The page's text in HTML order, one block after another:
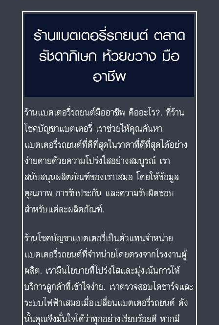
ร้านแบตเตอรี่รถยนต์ ตลาด
รัชดาภิเษก ห้วยขวาง มือ
อาชีพ
ร้านแบตเตอรี่รถยนต์มืออาชีพ คืออะไร?. ที่ร้าน
โชคบัญชาแบตเตอรี่ เราช่วยให้คุณค้นหา
แบตเตอรี่รถยนต์ที่ดีที่สุดในราคาที่ดีที่สุดได้อย่าง
ง่ายดายด้วยความโปร่งใสอย่างสมบูรณ์ เรา
สนับสนุนผลิตภัณฑ์ของเราเสมอ โดยให้ข้อมูล
คุณภาพ การรับประกัน และความรับผิดชอบ
สำหรับแต่ละผลิตภัณฑ์.
ร้านโชคบัญชาแบตเตอรี่เป็นตัวแทนจำหน่าย
แบตเตอรี่รถยนต์ที่จำหน่ายโดยตรงจากโรงงานผู้
ผลิต. เรามีนโยบายที่โปร่งใสและมุ่งเน้นการให้
บริการลูกค้าที่เข้าใจง่าย. เราตรวจสอบไดชาร์จและ
ระบบไฟฟ้าเสมอเมื่อเปลี่ยนแบตเตอรี่รถยนต์ ดัง
นั้นคุณจึงมั่นใจได้ว่าทุกอย่างเรียบร้อยดี หากมี